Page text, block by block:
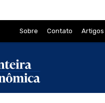
Sobre Contato Artigos